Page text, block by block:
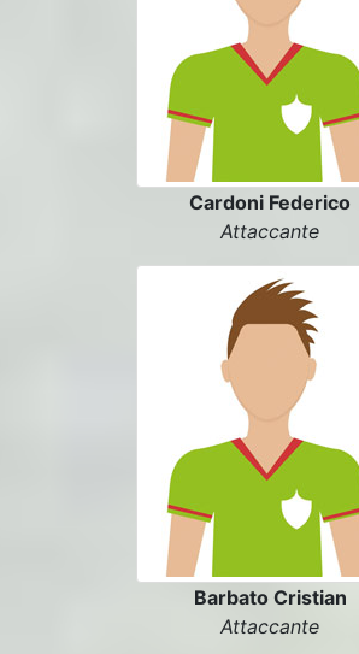
Cardoni Federico
Attaccante
Barbato Cristian
Attaccante